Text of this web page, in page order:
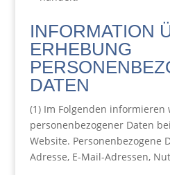
INFORMATION
ERHEBUNG
DATEN
(1) Im Folgenden
personenbezogener Daten
Website. Personenbezogene
Adresse, E-Mail-Adressen,